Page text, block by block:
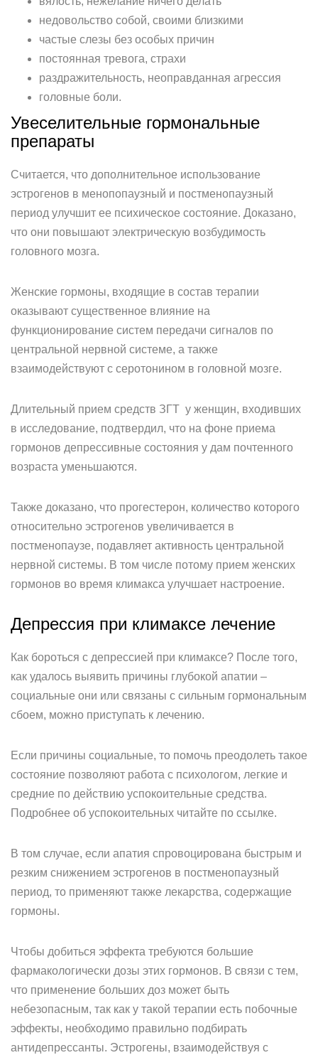
недовольство собой, своими близкими
частые слезы без особых причин
постоянная тревога, страхи
раздражительность, неоправданная агрессия
головные боли.
Увеселительные гормональные
препараты
Считается, что дополнительное использование
эстрогенов в менопопаузный и постменопаузный
период улучшит ее психическое состояние. Доказано,
что они повышают электрическую возбудимость
головного мозга.
Женские гормоны, входящие в состав терапии
оказывают существенное влияние на
функционирование систем передачи сигналов по
центральной нервной системе, а также
взаимодействуют с серотонином в головной мозге.
Длительный прием средств ЗГТ у женщин, входивших
в исследование, подтвердил, что на фоне приема
гормонов депрессивные состояния у дам почтенного
возраста уменьшаются.
Также доказано, что прогестерон, количество которого
относительно эстрогенов увеличивается в
постменопаузе, подавляет активность центральной
нервной системы. В том числе потому прием женских
гормонов во время климакса улучшает настроение.
Депрессия при климаксе лечение
Как бороться с депрессией при климаксе? После того,
как удалось выявить причины глубокой апатии –
социальные они или связаны с сильным гормональным
сбоем, можно приступать к лечению.
Если причины социальные, то помочь преодолеть такое
состояние позволяют работа с психологом, легкие и
средние по действию успокоительные средства.
Подробнее об успокоительных читайте по ссылке.
В том случае, если апатия спровоцирована быстрым и
резким снижением эстрогенов в постменопаузный
период, то применяют также лекарства, содержащие
гормоны.
Чтобы добиться эффекта требуются большие
фармакологически дозы этих гормонов. В связи с тем,
что применение больших доз может быть
небезопасным, так как у такой терапии есть побочные
эффекты, необходимо правильно подбирать
антидепрессанты. Эстрогены, взаимодействуя с